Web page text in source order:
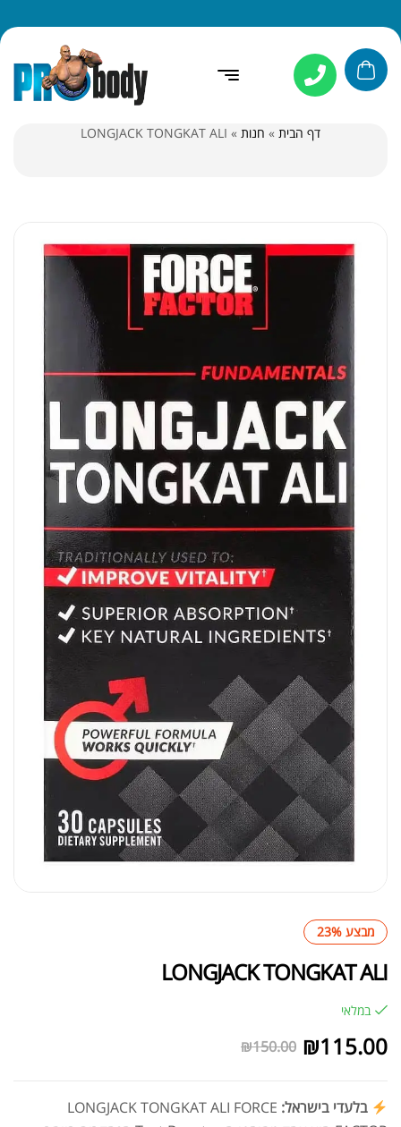
דף הבית » חנות »
LONGJACK TONGKAT ALI
מבצע 23%
LONGJACK TONGKAT ALI
במלאי
₪150.00 ₪115.00
בלעדי בישראל: LONGJACK TONGKAT ALI FORCE